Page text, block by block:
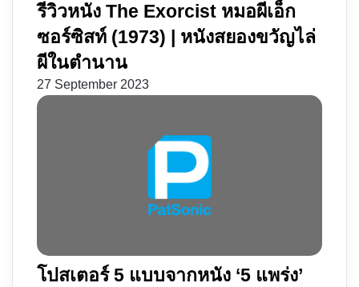
รีวิวหนัง The Exorcist หมอผีเอ็ก
ซอร์ซิสท์ (1973) | หนังสยองขวัญไล่
ผีในตำนาน
27 September 2023
โปสเตอร์ 5 แบบจากหนัง ‘5 แพร่ง’